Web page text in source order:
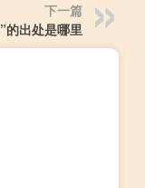
下一篇
的出处是哪里